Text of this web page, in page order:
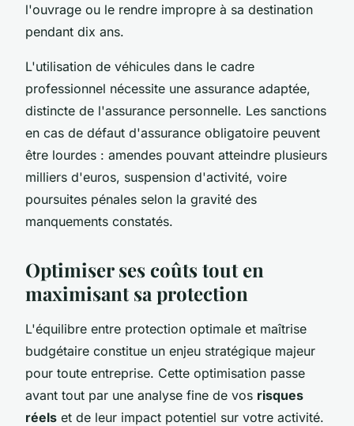
l'ouvrage ou le rendre impropre à sa destination
pendant dix ans.
L'utilisation de véhicules dans le cadre
professionnel nécessite une assurance adaptée,
distincte de l'assurance personnelle. Les sanctions
en cas de défaut d'assurance obligatoire peuvent
être lourdes : amendes pouvant atteindre plusieurs
milliers d'euros, suspension d'activité, voire
poursuites pénales selon la gravité des
manquements constatés.
Optimiser ses coûts tout en
maximisant sa protection
L'équilibre entre protection optimale et maîtrise
budgétaire constitue un enjeu stratégique majeur
pour toute entreprise. Cette optimisation passe
avant tout par une analyse fine de vos risques
réels et de leur impact potentiel sur votre activité.